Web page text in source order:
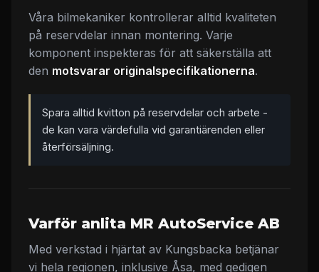
Våra bilmekaniker kontrollerar alltid kvaliteten
på reservdelar innan montering. Varje
komponent inspekteras för att säkerställa att
den motsvarar originalspecifikationerna.
Spara alltid kvitton på reservdelar och arbete -
de kan vara värdefulla vid garantiärenden eller
återförsäljning.
Varför anlita MR AutoService AB
Med verkstad i hjärtat av Kungsbacka betjänar
vi hela regionen, inklusive Åsa, med gedigen